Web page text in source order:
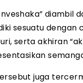
diambil
sesuatu dengan
serta akhiran
juga